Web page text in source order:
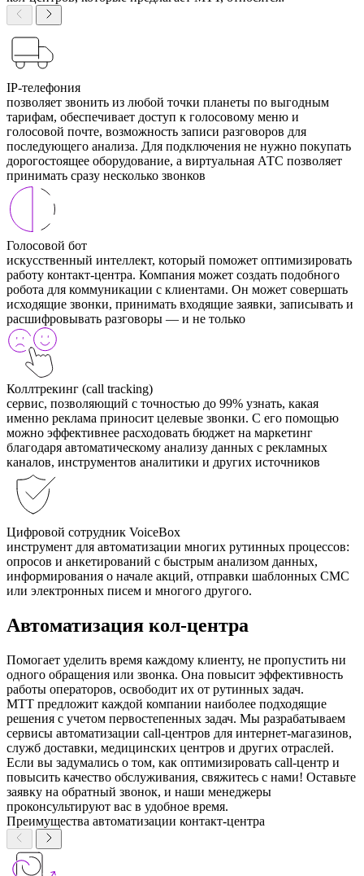
IP-телефония
позволяет звонить из любой точки планеты по выгодным
тарифам, обеспечивает доступ к голосовому меню и
голосовой почте, возможность записи разговоров для
последующего анализа. Для подключения не нужно покупать
дорогостоящее оборудование, а виртуальная АТС позволяет
принимать сразу несколько звонков
Голосовой бот
искусственный интеллект, который поможет оптимизировать
работу контакт-центра. Компания может создать подобного
робота для коммуникации с клиентами. Он может совершать
исходящие звонки, принимать входящие заявки, записывать и
расшифровывать разговоры — и не только
Коллтрекинг (call tracking)
сервис, позволяющий с точностью до 99% узнать, какая
именно реклама приносит целевые звонки. С его помощью
можно эффективнее расходовать бюджет на маркетинг
благодаря автоматическому анализу данных с рекламных
каналов, инструментов аналитики и других источников
Цифровой сотрудник VoiceBox
инструмент для автоматизации многих рутинных процессов:
опросов и анкетирований с быстрым анализом данных,
информирования о начале акций, отправки шаблонных СМС
или электронных писем и многого другого.
Автоматизация кол-центра
Помогает уделить время каждому клиенту, не пропустить ни
одного обращения или звонка. Она повысит эффективность
работы операторов, освободит их от рутинных задач.
МТТ предложит каждой компании наиболее подходящие
решения с учетом первостепенных задач. Мы разрабатываем
сервисы автоматизации call-центров для интернет-магазинов,
служб доставки, медицинских центров и других отраслей.
Если вы задумались о том, как оптимизировать call-центр и
повысить качество обслуживания, свяжитесь с нами! Оставьте
заявку на обратный звонок, и наши менеджеры
проконсультируют вас в удобное время.
Преимущества автоматизации контакт‑центра